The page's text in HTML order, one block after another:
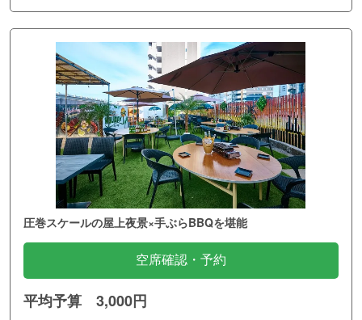
圧巻スケールの屋上夜景×手ぶらBBQを堪能
空席確認・予約
平均予算 3,000円